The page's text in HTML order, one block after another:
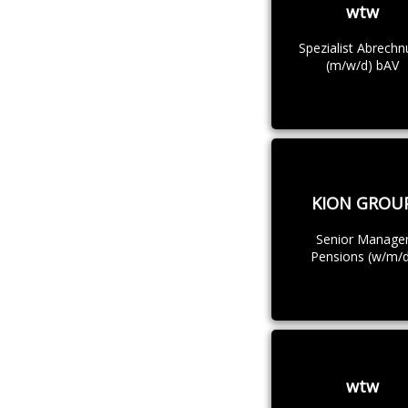
wtw
Spezialist
(m/w/d) bAV
KION
Senior
Pensions (w/m/
wtw